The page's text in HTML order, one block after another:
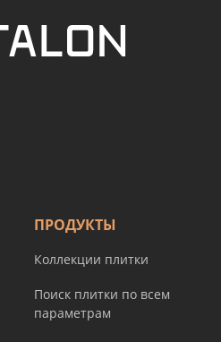
ПРОДУКТЫ
Коллекции плитки
Поиск плитки по всем
параметрам